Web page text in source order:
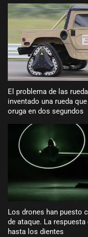
El problema de las
inventado una rueda
oruga en dos segundos
Los drones han puesto
de ataque. La
hasta los dientes